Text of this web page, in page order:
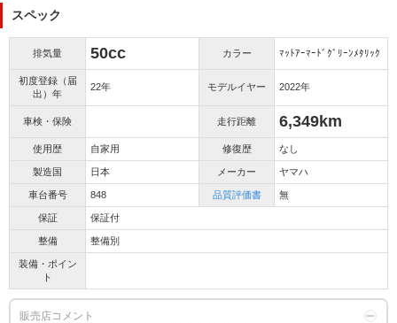
スペック
排気量 50cc カラー ﾏｯﾄｱｰﾏｰﾄﾞｸﾞﾘｰﾝﾒﾀﾘｯｸ
初度登録（届
出）年
22年 モデルイヤー 2022年
車検・保険 走行距離 6,349km
使用歴 自家用 修復歴 なし
製造国 日本 メーカー ヤマハ
車台番号 848 品質評価書 無
保証 保証付
整備 整備別
装備・ポイン
ト
販売店コメント